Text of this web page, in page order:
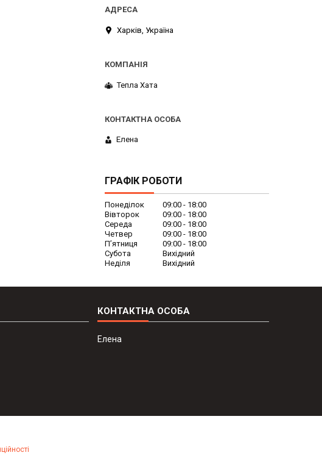
Харків, Україна
Тепла Хата
Елена
ГРАФІК РОБОТИ
Понеділок 09:00
18:00
Вівторок
09:00
18:00
Середа
09:00
18:00
Четвер
09:00
18:00
Пʼятниця
09:00
18:00
Субота
Вихідний
Неділя
Вихідний
Елена